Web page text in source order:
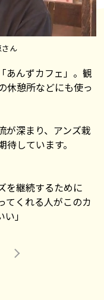
ん
あんずカフェ」。観
休憩所などにも使っ
が深まり、アンズ栽
しています。
を継続するために
てくれる人がこのカ
」